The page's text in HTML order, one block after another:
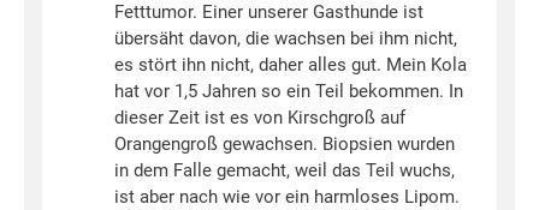
Fetttumor. Einer unserer Gasthunde ist
übersäht davon, die wachsen bei ihm nicht,
es stört ihn nicht, daher alles gut. Mein Kola
hat vor 1,5 Jahren so ein Teil bekommen. In
dieser Zeit ist es von Kirschgroß auf
Orangengroß gewachsen. Biopsien wurden
in dem Falle gemacht, weil das Teil wuchs,
ist aber nach wie vor ein harmloses Lipom.